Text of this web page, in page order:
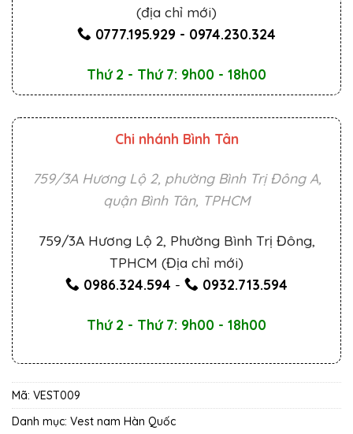
(địa chỉ mới)
0777.195.929 - 0974.230.324
Thứ 2 - Thứ 7: 9h00 - 18h00
Chi nhánh Bình Tân
759/3A Hương Lộ 2, phường Bình Trị Đông A,
quận Bình Tân, TPHCM
759/3A Hương Lộ 2, Phường Bình Trị Đông,
TPHCM (Địa chỉ mới)
0986.324.594 - 0932.713.594
Thứ 2 - Thứ 7: 9h00 - 18h00
Mã: VEST009
Danh mục: Vest nam Hàn Quốc